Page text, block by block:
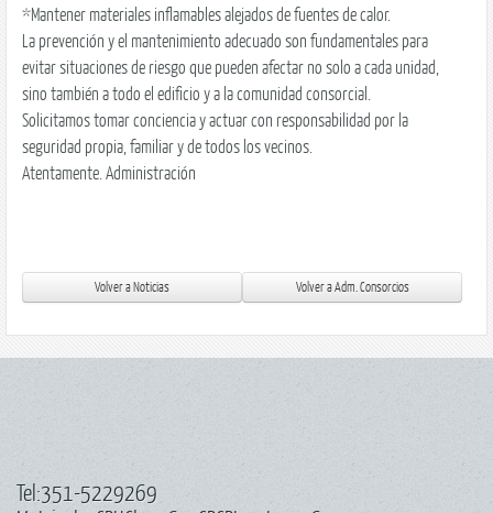
*Mantener materiales inflamables alejados de fuentes de calor.
La prevención y el mantenimiento adecuado son fundamentales para
evitar situaciones de riesgo que pueden afectar no solo a cada unidad,
sino también a todo el edificio y a la comunidad consorcial.
Solicitamos tomar conciencia y actuar con responsabilidad por la
seguridad propia, familiar y de todos los vecinos.
Atentamente. Administración
Tel:351-5229269